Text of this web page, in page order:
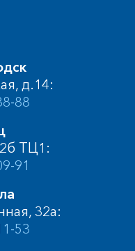
д.14:
88
ТЦ1:
91
32а:
53